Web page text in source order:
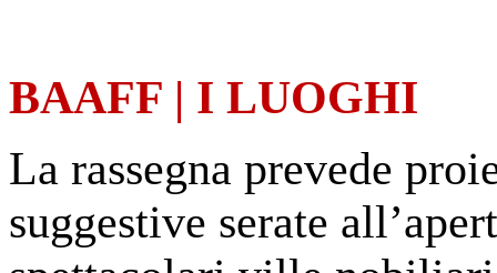
BAAFF | I LUOGHI
La rassegna prevede
suggestive serate